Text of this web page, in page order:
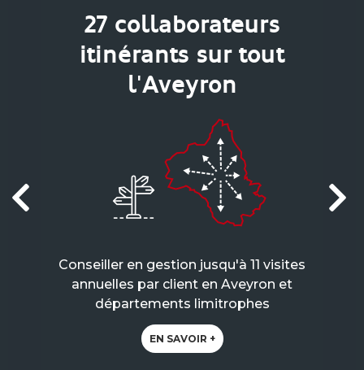
27 collaborateurs
itinérants sur tout
l'Aveyron
Conseiller en gestion jusqu'à 11 visites
annuelles par client en Aveyron et
départements limitrophes
EN SAVOIR +